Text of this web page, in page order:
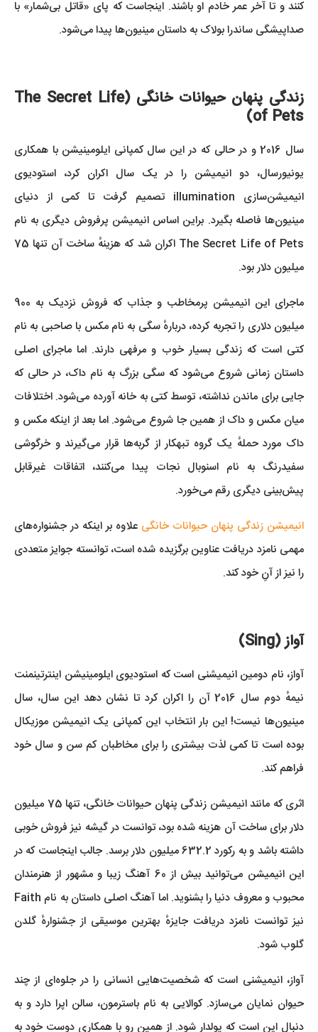
کنند و تا آخر عمر خادم او باشند. اینجاست که پای «قاتل بی‌شمار» با
صداپیشگی ساندرا بولاک به داستان مینیون‌ها پیدا می‌شود.
زندگی پنهان حیوانات خانگی (The Secret Life
of Pets)
سال 2016 و در حالی که در این سال کمپانی ایلومینیشن با همکاری
یونیورسال، دو انیمیشن را در یک سال اکران کرد، استودیوی
انیمیشن‌سازی illumination تصمیم گرفت تا کمی از دنیای
مینیون‌ها فاصله بگیرد. براین اساس انیمیشن پرفروش دیگری به نام
The Secret Life of Pets اکران شد که هزینهٔ ساخت آن تنها 75
میلیون دلار بود.
ماجرای این انیمیشن پرمخاطب و جذاب که فروش نزدیک به 900
میلیون دلاری را تجربه کرده، دربارهٔ سگی به نام مکس با صاحبی به نام
کتی است که زندگی بسیار خوب و مرفهی دارند. اما ماجرای اصلی
داستان زمانی شروع می‌شود که سگی بزرگ به نام داک، در حالی که
جایی برای ماندن نداشته، توسط کتی به خانه آورده می‌شود. اختلافات
میان مکس و داک از همین جا شروع می‌شود. اما بعد از اینکه مکس و
داک مورد حملهٔ یک گروه تبهکار از گربه‌ها قرار می‌گیرند و خرگوشی
سفیدرنگ به نام اسنوبال نجات پیدا می‌کنند، اتفاقات غیرقابل‌
پیش‌بینی دیگری رقم می‌خورد.
انیمیشن زندگی پنهان حیوانات خانگی علاوه بر اینکه در جشنواره‌های
مهمی نامزد دریافت عناوین برگزیده شده است، توانسته جوایز متعددی
را نیز از آنِ خود کند.
آواز (Sing)
آواز، نام دومین انیمیشنی است که استودیوی ایلومینیشن اینترتینمنت
نیمهٔ دوم سال 2016 آن را اکران کرد تا نشان دهد این سال، سال
مینیون‌ها نیست! این بار انتخاب این کمپانی یک انیمیشن موزیکال
بوده است تا کمی لذت بیشتری را برای مخاطبان کم سن و سال خود
فراهم کند.
اثری که مانند انیمیشن زندگی پنهان حیوانات خانگی، تنها 75 میلیون
دلار برای ساخت آن هزینه شده بود، توانست در گیشه نیز فروش خوبی
داشته باشد و به رکورد 632.2 میلیون دلار برسد. جالب اینجاست که در
این انیمیشن می‌توانید بیش از 60 آهنگ زیبا و مشهور از هنرمندان
محبوب و معروف دنیا را بشنوید. اما آهنگ اصلی داستان به نام Faith
نیز توانست نامزد دریافت جایزهٔ بهترین موسیقی از جشنوارهٔ گلدن
گلوب شود.
آواز، انیمیشنی است که شخصیت‌هایی انسانی را در جلوه‌ای از چند
حیوان نمایان می‌سازد. کوالایی به نام باسترمون، سالن اپرا دارد و به
دنبال این است که پولدار شود. از همین رو با همکاری دوست خود به